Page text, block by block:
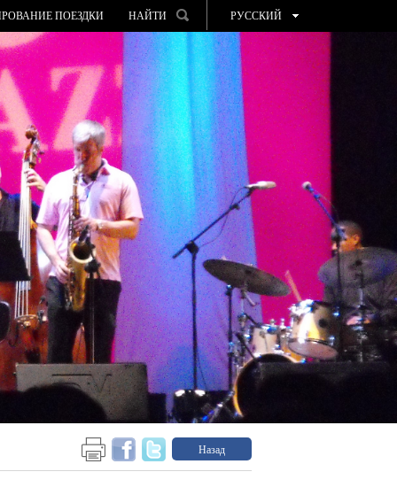
ПОЕЗДКИ НАЙТИ
РУССКИЙ
ESPAÑOL
VALENCIÀ
ENGLISH
FRANÇAIS
DEUTSCH
Назад